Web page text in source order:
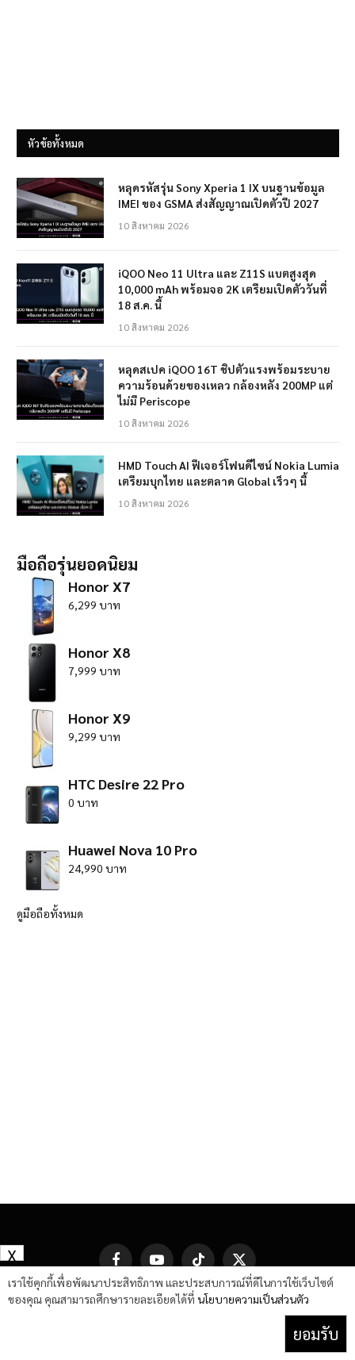
หัวข้อทั้งหมด
หลุดรหัสรุ่น Sony Xperia 1 IX บนฐานข้อมูล
IMEI ของ GSMA ส่งสัญญาณเปิดตัวปี 2027
10 สิงหาคม 2026
iQOO Neo 11 Ultra และ Z11S แบตสูงสุด
10,000 mAh พร้อมจอ 2K เตรียมเปิดตัววันที่
18 ส.ค. นี้
10 สิงหาคม 2026
หลุดสเปค iQOO 16T ชิปตัวแรงพร้อมระบาย
ความร้อนด้วยของเหลว กล้องหลัง 200MP แต่
ไม่มี Periscope
10 สิงหาคม 2026
HMD Touch AI ฟีเจอร์โฟนดีไซน์ Nokia Lumia
เตรียมบุกไทย และตลาด Global เร็วๆ นี้
10 สิงหาคม 2026
มือถือรุ่นยอดนิยม
Honor X7
6,299 บาท
Honor X8
7,999 บาท
Honor X9
9,299 บาท
HTC Desire 22 Pro
0 บาท
Huawei Nova 10 Pro
24,990 บาท
ดูมือถือทั้งหมด
FacebookYouTube TikTok
X
(Twitter)
เราใช้คุกกี้เพื่อพัฒนาประสิทธิภาพ และประสบการณ์ที่ดีในการใช้เว็บไซต์
ของคุณ คุณสามารถศึกษารายละเอียดได้ที่ นโยบายความเป็นส่วนตัว
ยอมรับ
X